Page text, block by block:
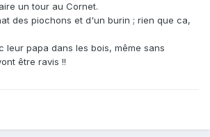
un tour au Cornet.
des piochons et d'un burin ; rien que ca,
leur papa dans les bois, même sans
être ravis !!